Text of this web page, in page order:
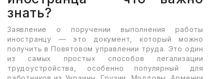
знать?
Заявление о поручении выполнения работы
иностранцу — это документ, который можно
получить в Повятовом управлении труда. Это один
из самых простых способов легализации
трудоустройства, особенно популярный для